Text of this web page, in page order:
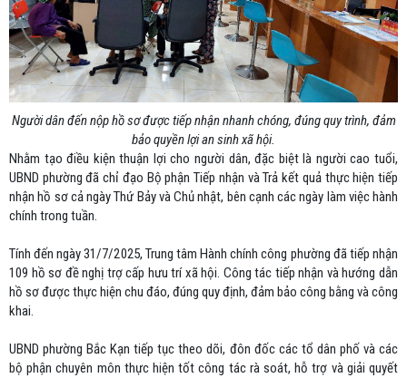
Người dân đến nộp hồ sơ được tiếp nhận nhanh chóng, đúng quy trình, đảm
bảo quyền lợi an sinh xã hội.
Nhằm tạo điều kiện thuận lợi cho người dân, đặc biệt là người cao tuổi,
UBND phường đã chỉ đạo Bộ phận Tiếp nhận và Trả kết quả thực hiện tiếp
nhận hồ sơ cả ngày Thứ Bảy và Chủ nhật, bên cạnh các ngày làm việc hành
chính trong tuần.
Tính đến ngày 31/7/2025, Trung tâm Hành chính công phường đã tiếp nhận
109 hồ sơ đề nghị trợ cấp hưu trí xã hội. Công tác tiếp nhận và hướng dẫn
hồ sơ được thực hiện chu đáo, đúng quy định, đảm bảo công bằng và công
khai.
UBND phường Bắc Kạn tiếp tục theo dõi, đôn đốc các tổ dân phố và các
bộ phận chuyên môn thực hiện tốt công tác rà soát, hỗ trợ và giải quyết